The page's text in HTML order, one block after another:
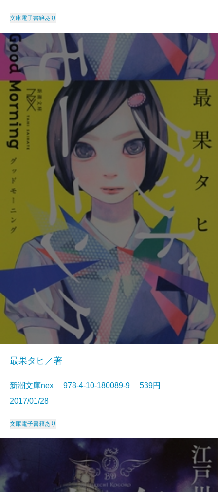
文庫電子書籍あり
最果タヒ／著
新潮文庫nex 978-4-10-180089-9 539円
2017/01/28
文庫電子書籍あり